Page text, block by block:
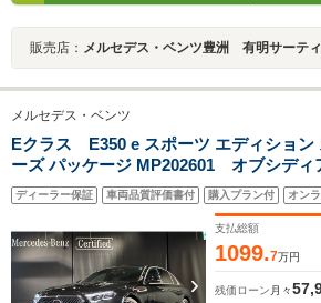
販売店： メルセデス・ベンツ豊洲 有明サーティフ
メルセデス・ベンツ
Eクラス E350 e スポーツ エディション
ーズ パッケージ MP202601 オブシデ
アドバンスドPKG デジタルインテリア
ーズPKG レザーエクスクルーシブPKG
スライディングルーフ HUD 助手席デ
モカーアップ
ディーラー保証 車両品質評価書付 購入プラン付 オン
支払総額
1099.7万円
残価ローン 月々